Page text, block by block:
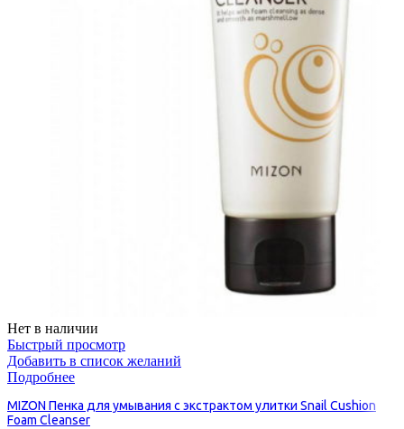
Нет в наличии
Быстрый просмотр
Добавить в список желаний
Подробнее
MIZON Пенка для умывания с экстрактом улитки Snail Cushion
Foam Cleanser